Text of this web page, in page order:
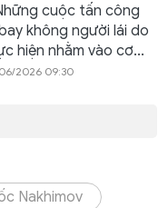
cuộc tấn công
không người lái do
hiện nhằm vào cơ...
2026 09:30
Nakhimov